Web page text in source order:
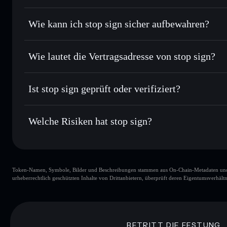
Durchschnittskosteneffekt nutzen – Schritt für Schritt per
Privat senden– übertrage STOP, ohne Wallets öffentlich
Aggregators
Privacy
Wie kann ich stop sign sicher aufbewahren?
stop sign
Privacy Aggregator
Wie lautet die Vertragsadresse von stop sign?
stop sign
Wallet
STOP
Ist stop sign geprüft oder verifiziert?
stop sign derzeit nicht
Welche Risiken hat stop sign?
stop sign
Token-Namen, Symbole, Bilder und Beschreibungen stammen aus On-Chain-Metadaten
urheberrechtlich geschützten Inhalte von Drittanbietern, überprüft deren